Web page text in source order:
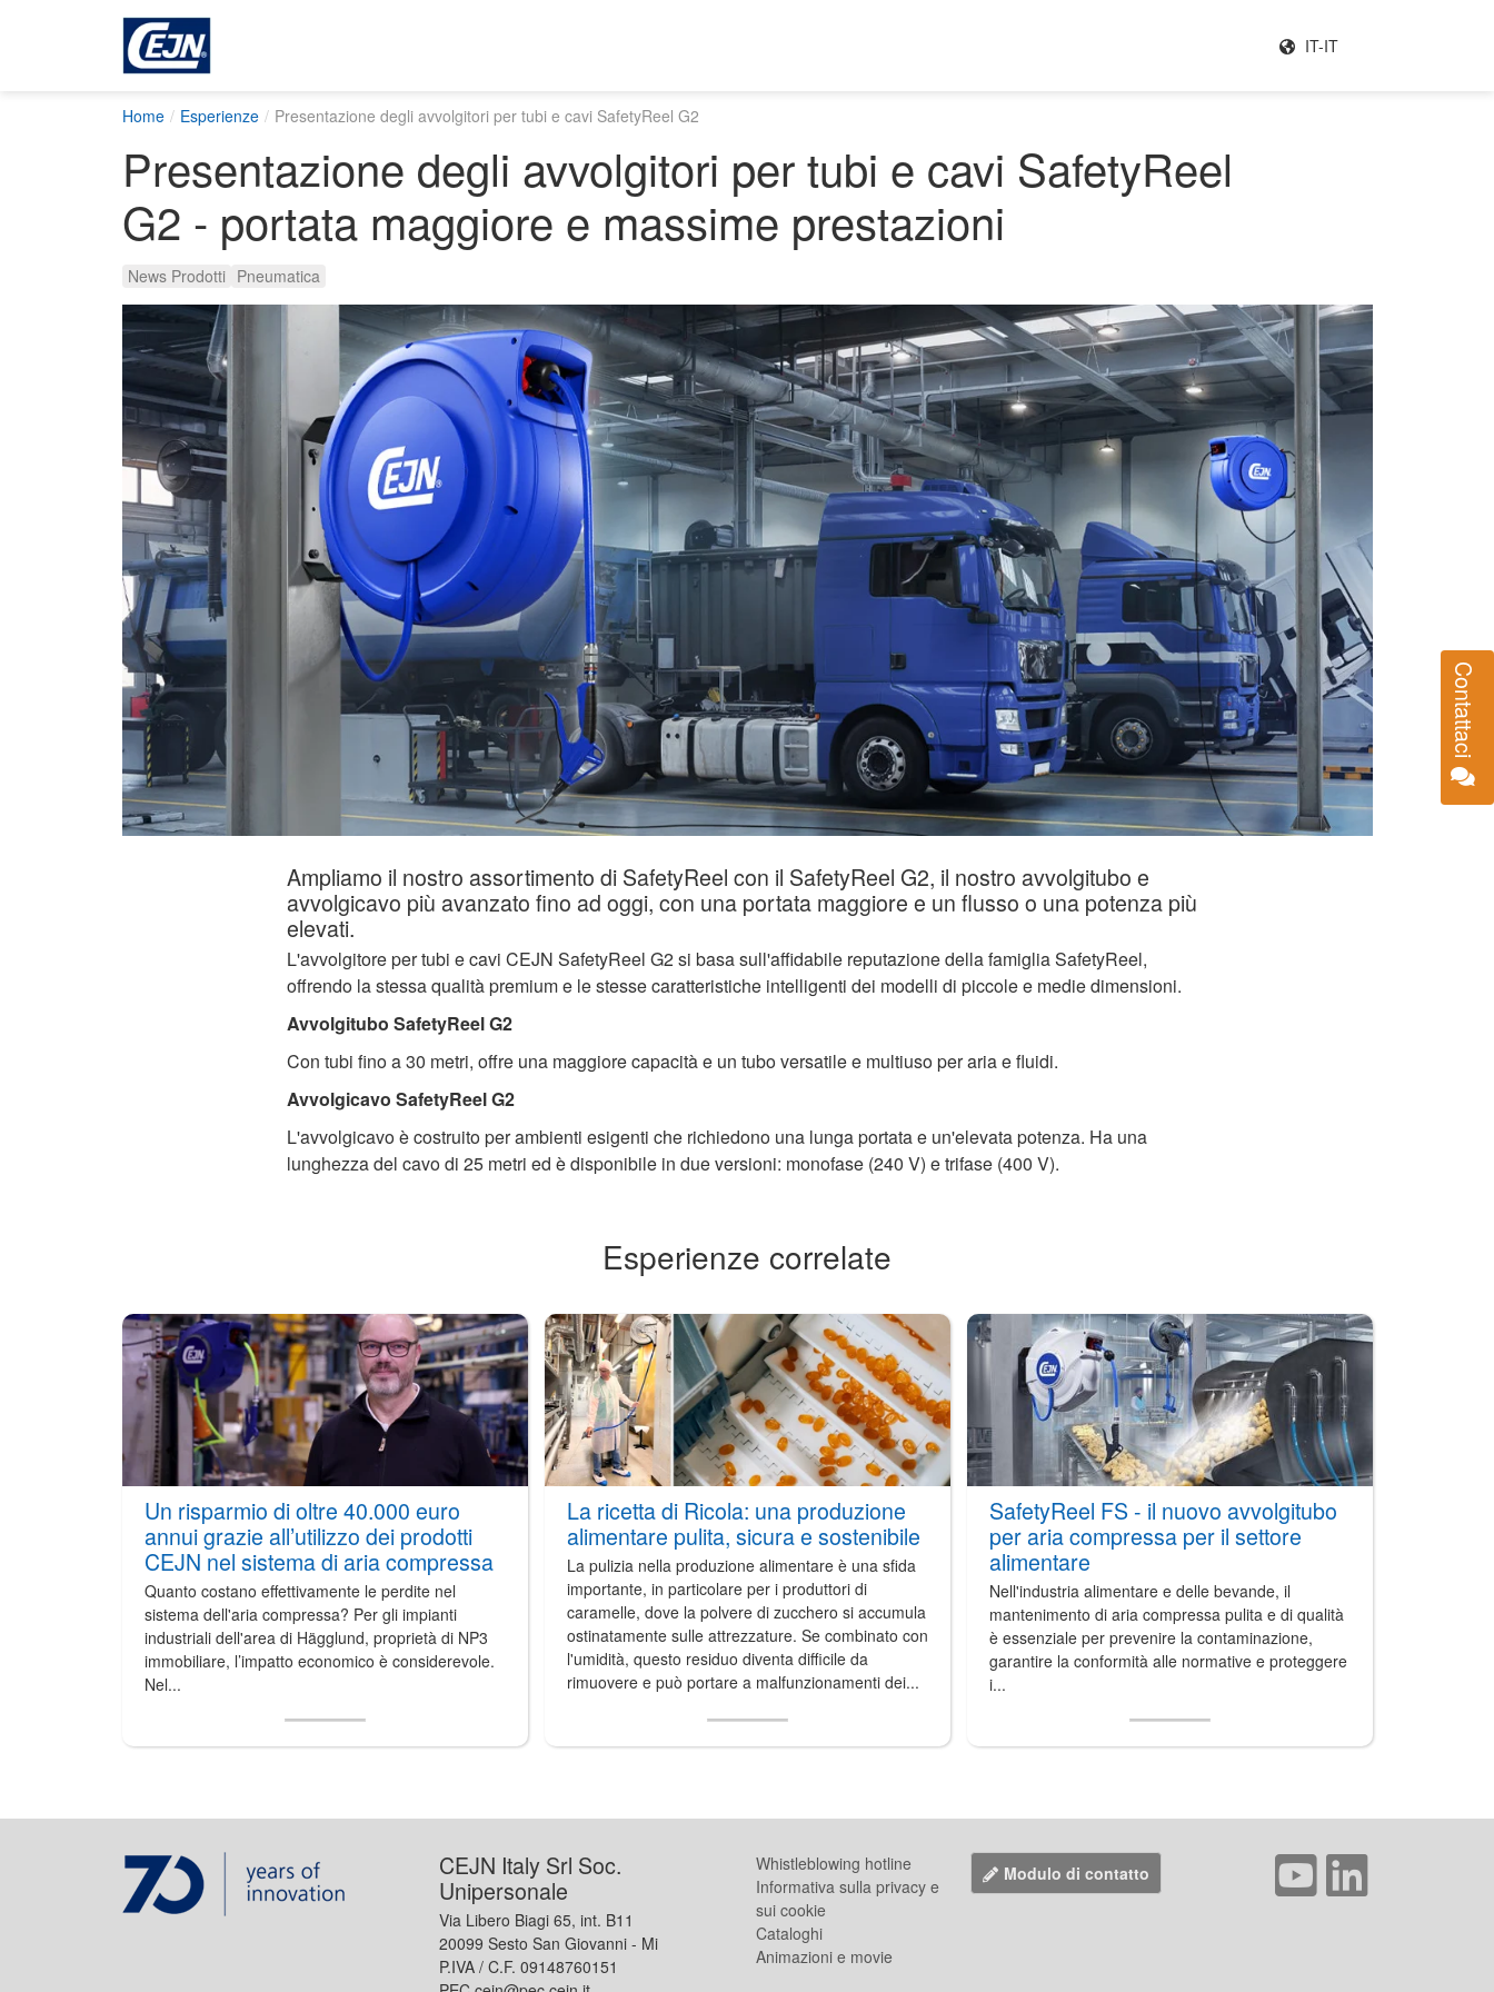
IT-IT
Contattaci
Home Esperienze Presentazione degli avvolgitori per tubi e cavi SafetyReel G2
Presentazione degli avvolgitori per tubi e cavi SafetyReel
G2 - portata maggiore e massime prestazioni
News Prodotti Pneumatica
Ampliamo il nostro assortimento di SafetyReel con il SafetyReel G2, il nostro avvolgitubo e
avvolgicavo più avanzato fino ad oggi, con una portata maggiore e un flusso o una potenza più
elevati.
L'avvolgitore per tubi e cavi CEJN SafetyReel G2 si basa sull'affidabile reputazione della famiglia SafetyReel,
offrendo la stessa qualità premium e le stesse caratteristiche intelligenti dei modelli di piccole e medie dimensioni.
Avvolgitubo SafetyReel G2
Con tubi fino a 30 metri, offre una maggiore capacità e un tubo versatile e multiuso per aria e fluidi.
Avvolgicavo SafetyReel G2
L'avvolgicavo è costruito per ambienti esigenti che richiedono una lunga portata e un'elevata potenza. Ha una
lunghezza del cavo di 25 metri ed è disponibile in due versioni: monofase (240 V) e trifase (400 V).
Esperienze correlate
Un risparmio di oltre 40.000 euro
annui grazie all’utilizzo dei prodotti
CEJN nel sistema di aria compressa
Quanto costano effettivamente le perdite nel
sistema dell'aria compressa? Per gli impianti
industriali dell'area di Hägglund, proprietà di NP3
immobiliare, l’impatto economico è considerevole.
Nel...
La ricetta di Ricola: una produzione
alimentare pulita, sicura e sostenibile
La pulizia nella produzione alimentare è una sfida
importante, in particolare per i produttori di
caramelle, dove la polvere di zucchero si accumula
ostinatamente sulle attrezzature. Se combinato con
l'umidità, questo residuo diventa difficile da
rimuovere e può portare a malfunzionamenti dei...
SafetyReel FS - il nuovo avvolgitubo
per aria compressa per il settore
alimentare
Nell'industria alimentare e delle bevande, il
mantenimento di aria compressa pulita e di qualità
è essenziale per prevenire la contaminazione,
garantire la conformità alle normative e proteggere
i...
CEJN Italy Srl Soc.
Unipersonale
Via Libero Biagi 65, int. B11
20099 Sesto San Giovanni - Mi
P.IVA / C.F. 09148760151
Whistleblowing hotline
Informativa sulla privacy e
sui cookie
Cataloghi
Animazioni e movie
Modulo di contatto